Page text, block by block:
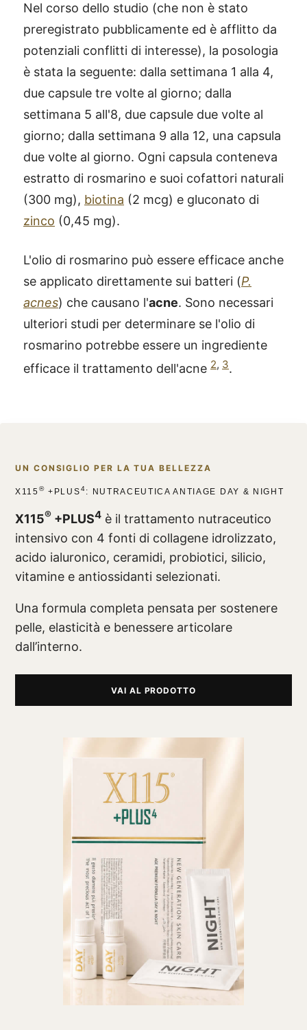
Nel corso dello studio (che non è stato
preregistrato pubblicamente ed è afflitto da
potenziali conflitti di interesse), la posologia
è stata la seguente: dalla settimana 1 alla 4,
due capsule tre volte al giorno; dalla
settimana 5 all'8, due capsule due volte al
giorno; dalla settimana 9 alla 12, una capsula
due volte al giorno. Ogni capsula conteneva
estratto di rosmarino e suoi cofattori naturali
(300 mg), biotina (2 mcg) e gluconato di
zinco (0,45 mg).
L'olio di rosmarino può essere efficace anche
se applicato direttamente sui batteri (P.
acnes) che causano l'acne. Sono necessari
ulteriori studi per determinare se l'olio di
rosmarino potrebbe essere un ingrediente
efficace il trattamento dell'acne 2, 3.
UN CONSIGLIO PER LA TUA BELLEZZA
X115® +PLUS4: NUTRACEUTICA ANTIAGE DAY & NIGHT
X115® +PLUS4 è il trattamento nutraceutico
intensivo con 4 fonti di collagene idrolizzato,
acido ialuronico, ceramidi, probiotici, silicio,
vitamine e antiossidanti selezionati.
Una formula completa pensata per sostenere
pelle, elasticità e benessere articolare
dall’interno.
VAI AL PRODOTTO